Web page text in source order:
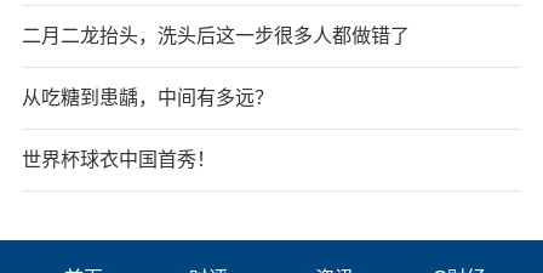
二月二龙抬头，洗头后这一步很多人都做错了
从吃糖到患龋，中间有多远？
世界杯球衣中国首秀！